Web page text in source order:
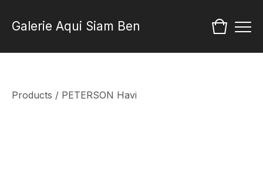
Galerie Aqui Siam Ben
Products / PETERSON Havi